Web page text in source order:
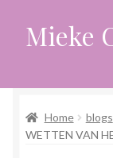
Ga
door
navigatie
Ga
naar
inhoud
Mieke
Afrekenen
Home blogs
WETTEN VAN